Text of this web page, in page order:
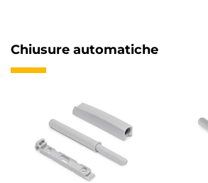
Chiusure automatiche